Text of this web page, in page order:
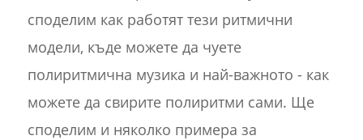
споделим как работят тези ритмични
модели, къде можете да чуете
полиритмична музика и най-важното - как
можете да свирите полиритми сами. Ще
споделим и няколко примера за